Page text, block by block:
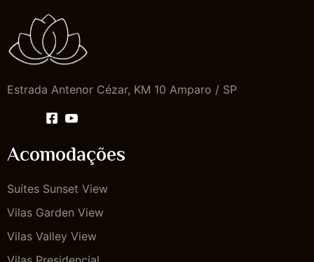
Estrada Antenor Cézar, KM 10 Amparo / SP
Acomodações
Suítes Sunset View
Vilas Garden View
Vilas Valley View